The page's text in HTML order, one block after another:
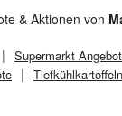
& Aktionen von
Supermarkt